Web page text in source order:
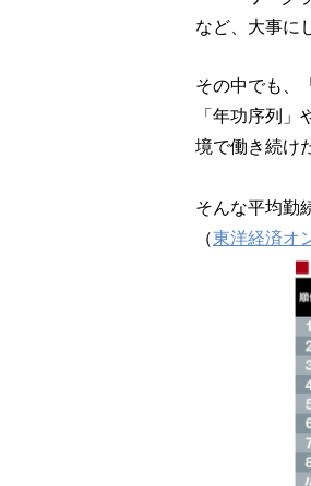
など、大事に
その中でも、
「年功序列
境で働き続け
そんな平均勤
（東洋経済オ